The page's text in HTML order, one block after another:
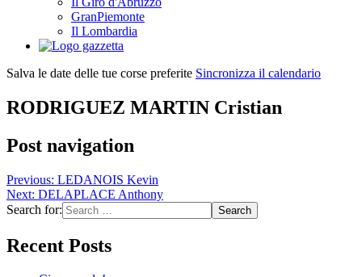
GranPiemonte
Il Lombardia
Salva le date delle tue corse preferite Sincronizza il calendario
RODRIGUEZ MARTIN Cristian
Post navigation
Previous: LEDANOIS Kevin
Next: DELAPLACE Anthony
Search for:
Recent Posts